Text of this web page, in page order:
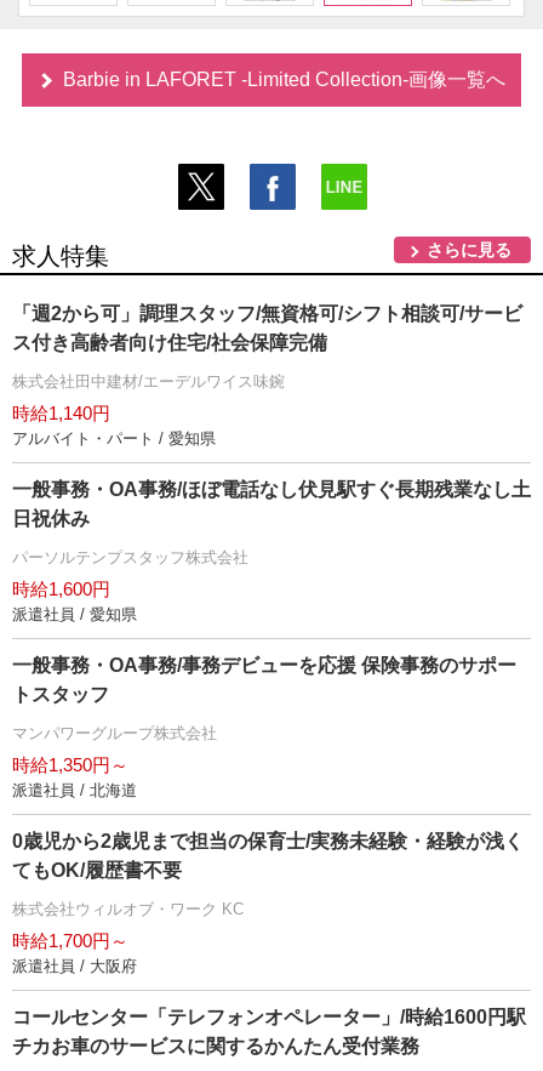
Barbie in LAFORET -Limited Collection-画像一覧へ
求人特集 さらに見る
「週2から可」調理スタッフ/無資格可/シフト相談可/サービ
ス付き高齢者向け住宅/社会保障完備
株式会社田中建材/エーデルワイス味鋺
時給1,140円
アルバイト・パート / 愛知県
一般事務・OA事務/ほぼ電話なし伏見駅すぐ長期残業なし土
日祝休み
パーソルテンプスタッフ株式会社
時給1,600円
派遣社員 / 愛知県
一般事務・OA事務/事務デビューを応援 保険事務のサポー
トスタッフ
マンパワーグループ株式会社
時給1,350円～
派遣社員 / 北海道
0歳児から2歳児まで担当の保育士/実務未経験・経験が浅く
てもOK/履歴書不要
株式会社ウィルオブ・ワーク KC
時給1,700円～
派遣社員 / 大阪府
コールセンター「テレフォンオペレーター」/時給1600円駅
チカお車のサービスに関するかんたん受付業務